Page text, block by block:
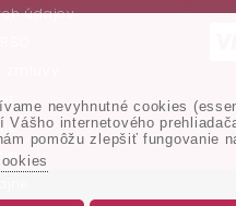
údajov
nevyhnutné cookies
internetového
pomôžu zlepšiť